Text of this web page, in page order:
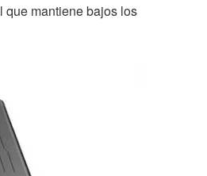
que mantiene bajos los